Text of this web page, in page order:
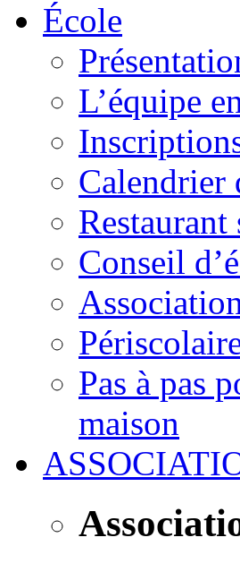
École
L’équipe
Calendrier
Restaurant
Conseil
Pas à pas
maison